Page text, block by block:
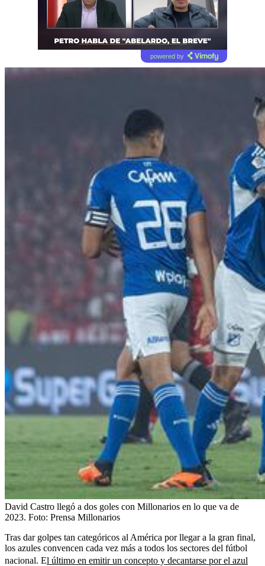
powered by
David Castro llegó a dos goles con Millonarios en lo que va de
2023. Foto: Prensa Millonarios
Tras dar golpes tan categóricos al América por llegar a la gran final,
los azules convencen cada vez más a todos los sectores del fútbol
nacional. El último en emitir un concepto y decantarse por el azul